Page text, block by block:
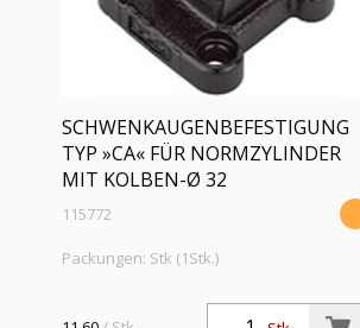
SCHWENKAUGENBEFESTIGUNG
TYP »CA« FÜR NORMZYLINDER
MIT KOLBEN-Ø 32
115772
Packungen: Stk (1Stk.)
Normzylinder »SE«, für Kolben-Ø 32